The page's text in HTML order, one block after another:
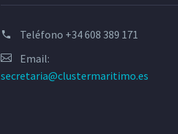
Teléfono +34 608 389 171
Email:
secretaria@clustermaritimo.es